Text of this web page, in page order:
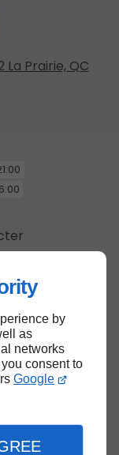
by
as
networks
consent to
Google
La Prairie, QC